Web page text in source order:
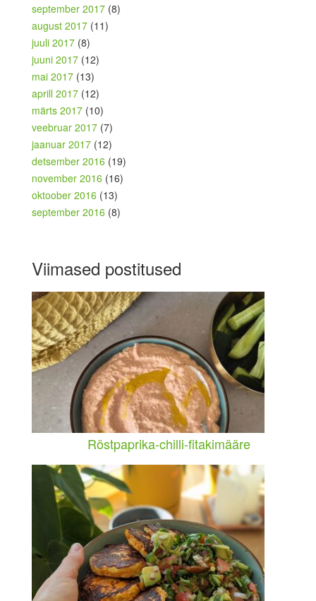
september 2017 (8)
august 2017 (11)
juuli 2017 (8)
juuni 2017 (12)
mai 2017 (13)
aprill 2017 (12)
märts 2017 (10)
veebruar 2017 (7)
jaanuar 2017 (12)
detsember 2016 (19)
november 2016 (16)
oktoober 2016 (13)
september 2016 (8)
Viimased postitused
Röstpaprika-chilli-fitakimääre